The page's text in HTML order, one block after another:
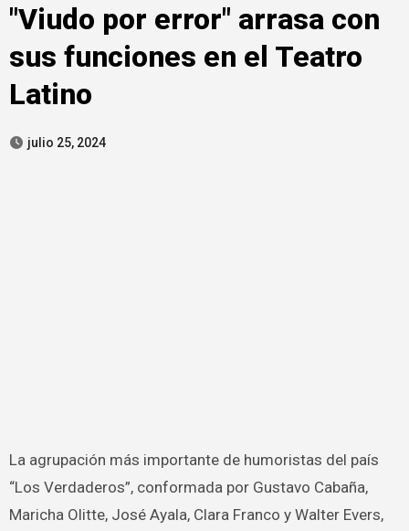
"Viudo por error" arrasa con
sus funciones en el Teatro
Latino
julio 25, 2024
La agrupación más importante de humoristas del país
“Los Verdaderos”, conformada por Gustavo Cabaña,
Maricha Olitte, José Ayala, Clara Franco y Walter Evers,